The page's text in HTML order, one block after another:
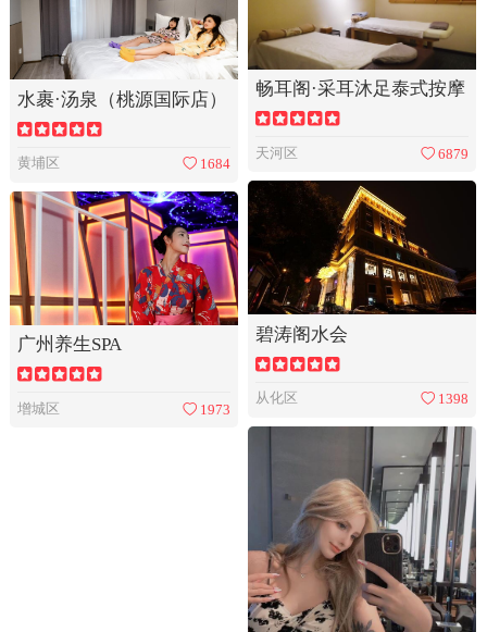
畅耳阁·采耳沐足泰式按摩
天河区 6879
水裹·汤泉（桃源国际店）
黄埔区 1684
碧涛阁水会
从化区 1398
广州养生SPA
增城区 1973